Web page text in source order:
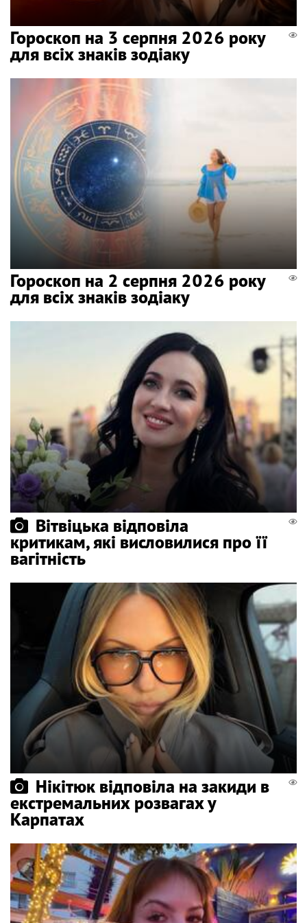
Гороскоп на 3 серпня 2026 року
для всіх знаків зодіаку
Гороскоп на 2 серпня 2026 року
для всіх знаків зодіаку
Вітвіцька відповіла
критикам, які висловилися про її
вагітність
Нікітюк відповіла на закиди в
екстремальних розвагах у
Карпатах